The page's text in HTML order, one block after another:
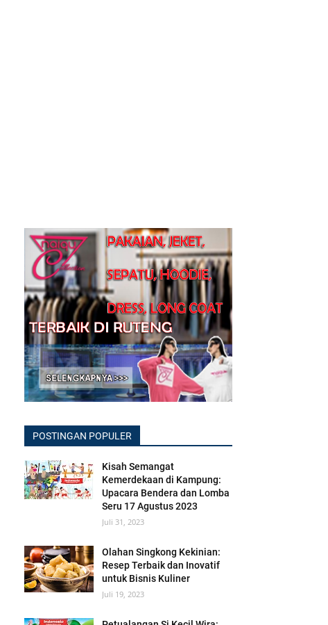
POSTINGAN POPULER
Kisah Semangat
Kemerdekaan di Kampung:
Upacara Bendera dan Lomba
Seru 17 Agustus 2023
Juli 31, 2023
Olahan Singkong Kekinian:
Resep Terbaik dan Inovatif
untuk Bisnis Kuliner
Juli 19, 2023